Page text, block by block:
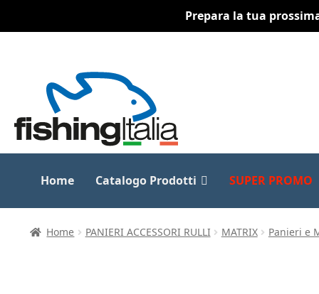
Prepara la tua
navigazione
contenuto
Home Catalogo Prodotti SUPER PROMO
Home PANIERI ACCESSORI RULLI MATRIX Panieri e